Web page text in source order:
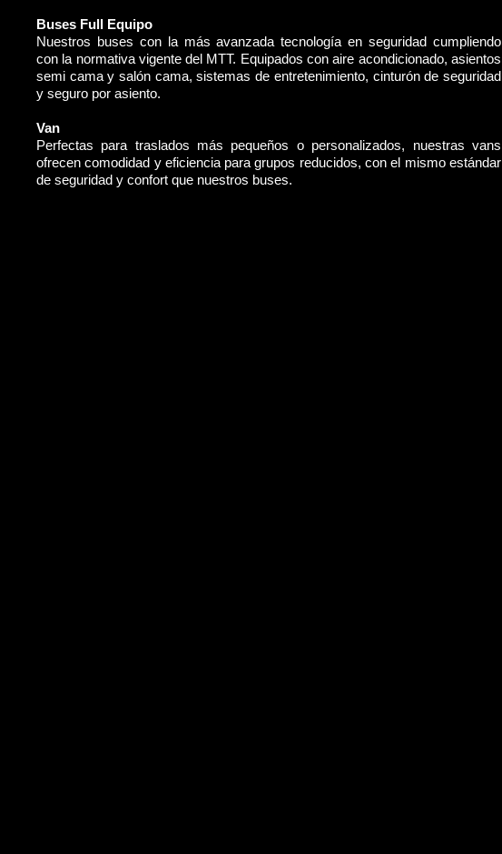
Buses Full Equipo
Nuestros buses con la más avanzada tecnología en seguridad cumpliendo
con la normativa vigente del MTT. Equipados con aire acondicionado, asientos
semi cama y salón cama, sistemas de entretenimiento, cinturón de seguridad
y seguro por asiento.
Van
Perfectas para traslados más pequeños o personalizados, nuestras vans
ofrecen comodidad y eficiencia para grupos reducidos, con el mismo estándar
de seguridad y confort que nuestros buses.